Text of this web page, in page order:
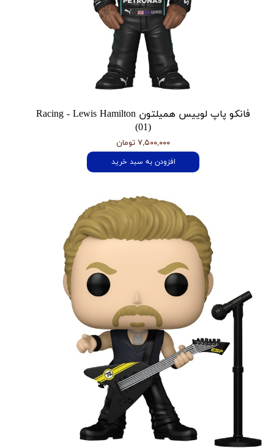
فانکو پاپ لوییس همیلتون Racing - Lewis Hamilton
(01)
۷,۵۰۰,۰۰۰ تومان
افزودن به سبد خرید